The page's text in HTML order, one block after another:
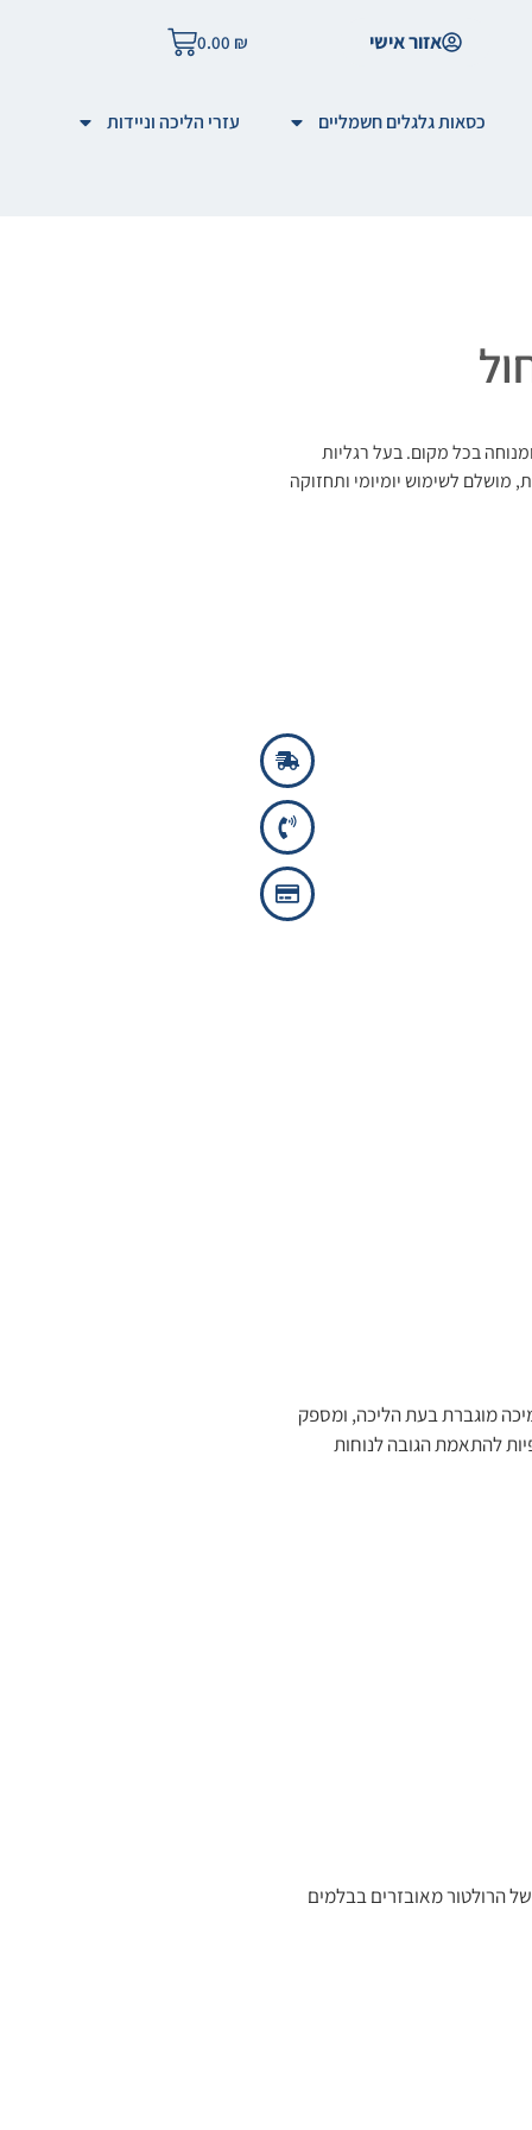
אזור אישי 0.00 ₪
כסאות גלגלים חשמליים עזרי הליכה וניידות
בכל מקום. בעל רגליות
מושלם לשימוש יומיומי ותחזוקה
מוגברת בעת הליכה, ומספק
להתאמת הגובה לנוחות
הרולטור מאובזרים בבלמים